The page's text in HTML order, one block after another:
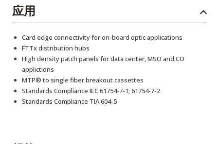
应用
Card edge connectivity for on-board optic applications
FTTx distribution hubs
High density patch panels for data center, MSO and CO
applictions
MTP® to single fiber breakout cassettes
Standards Compliance IEC 61754-7-1; 61754-7-2
Standards Compliance TIA 604-5